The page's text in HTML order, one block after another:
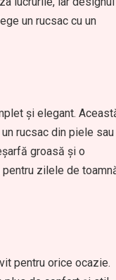
un rucsac cu un
și elegant.
rucsac din piele sau
groasă și o
zilele de
pentru orice ocazie.